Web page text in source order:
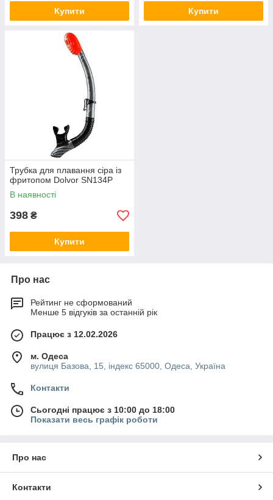
Купити Купити
Трубка для плавання сіра із
фритопом Dolvor SN134Р
В наявності
398 ₴
Купити
Про нас
Рейтинг не сформований
Менше 5 відгуків за останній рік
Працює з 12.02.2026
м. Одеса
вулиця Базова, 15, індекс 65000, Одеса, Україна
Контакти
Сьогодні працює з 10:00 до 18:00
Показати весь графік роботи
Про нас
Контакти